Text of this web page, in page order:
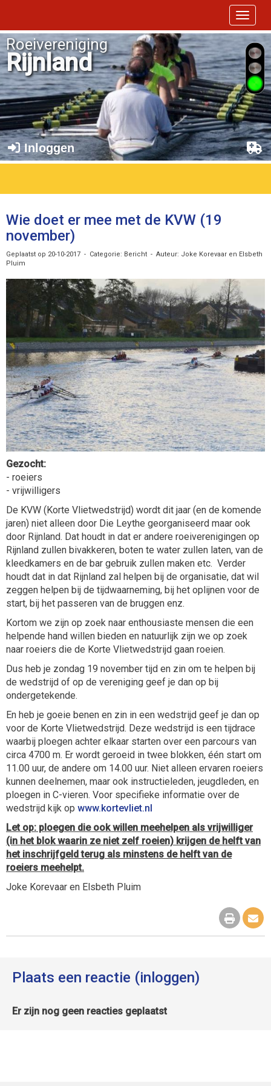
Toggle
Roeivereniging
Rijnland
Inloggen
Wie doet er mee met de KVW (19
november)
Geplaatst op 20-10-2017 - Categorie: Bericht - Auteur: Joke Korevaar en Elsbeth
Pluim
Gezocht:
- roeiers
- vrijwilligers
De KVW (Korte Vlietwedstrijd) wordt dit jaar (en de komende
jaren) niet alleen door Die Leythe georganiseerd maar ook
door Rijnland. Dat houdt in dat er andere roeiverenigingen op
Rijnland zullen bivakkeren, boten te water zullen laten, van de
kleedkamers en de bar gebruik zullen maken etc. Verder
houdt dat in dat Rijnland zal helpen bij de organisatie, dat wil
zeggen helpen bij de tijdwaarneming, bij het oplijnen voor de
start, bij het passeren van de bruggen enz.
Kortom we zijn op zoek naar enthousiaste mensen die een
helpende hand willen bieden en natuurlijk zijn we op zoek
naar roeiers die de Korte Vlietwedstrijd gaan roeien.
Dus heb je zondag 19 november tijd en zin om te helpen bij
de wedstrijd of op de vereniging geef je dan op bij
ondergetekende.
En heb je goeie benen en zin in een wedstrijd geef je dan op
voor de Korte Vlietwedstrijd. Deze wedstrijd is een tijdrace
waarbij ploegen achter elkaar starten over een parcours van
circa 4700 m. Er wordt geroeid in twee blokken, één start om
11.00 uur, de andere om 14.00 uur. Niet alleen ervaren roeiers
kunnen deelnemen, maar ook instructieleden, jeugdleden, en
ploegen in C-vieren. Voor specifieke informatie over de
wedstrijd kijk op www.kortevliet.nl
Let op: ploegen die ook willen meehelpen als vrijwilliger
(in het blok waarin ze niet zelf roeien) krijgen de helft van
het inschrijfgeld terug als minstens de helft van de
roeiers meehelpt.
Joke Korevaar en Elsbeth Pluim
Plaats een reactie (inloggen)
Er zijn nog geen reacties geplaatst